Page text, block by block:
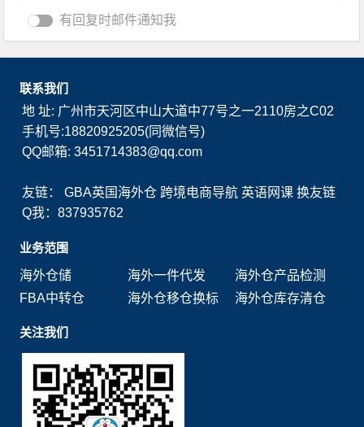
有回复时邮件通知我
联系我们
地 址: 广州市天河区中山大道中77号之一2110房之C02
手机号:18820925205(同微信号)
QQ邮箱: 3451714383@qq.com
友链：GBA英国海外仓 跨境电商导航 英语网课 换友链
Q我：837935762
业务范围
海外仓储
海外一件代发
海外仓产品检测
FBA中转仓
海外仓移仓换标 海外仓库存清仓
关注我们